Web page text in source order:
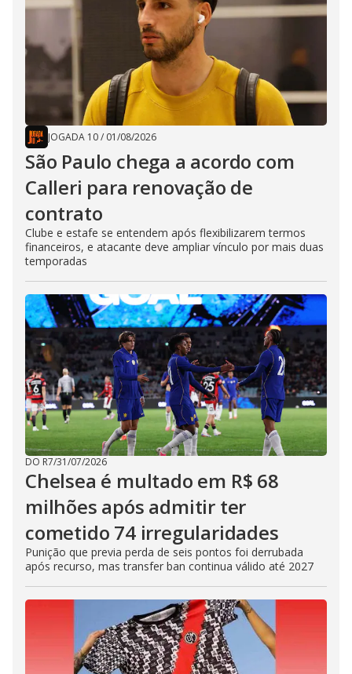
JOGADA 10/ 01/08/2026
São Paulo chega a acordo com
Calleri para renovação de
contrato
Clube e estafe se entendem após flexibilizarem termos
financeiros, e atacante deve ampliar vínculo por mais duas
temporadas
DO R7/31/07/2026
Chelsea é multado em R$ 68
milhões após admitir ter
cometido 74 irregularidades
Punição que previa perda de seis pontos foi derrubada
após recurso, mas transfer ban continua válido até 2027